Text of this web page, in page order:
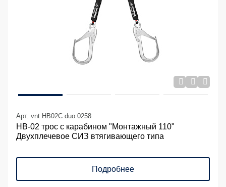
Арт. vnt HB02C duo 0258
НВ-02 трос с карабином "Монтажный 110"
Двухплечевое СИЗ втягивающего типа
Подробнее